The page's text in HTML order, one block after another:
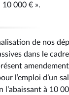
000 € ».
de nos
dans le
l’emploi d’un
à 10